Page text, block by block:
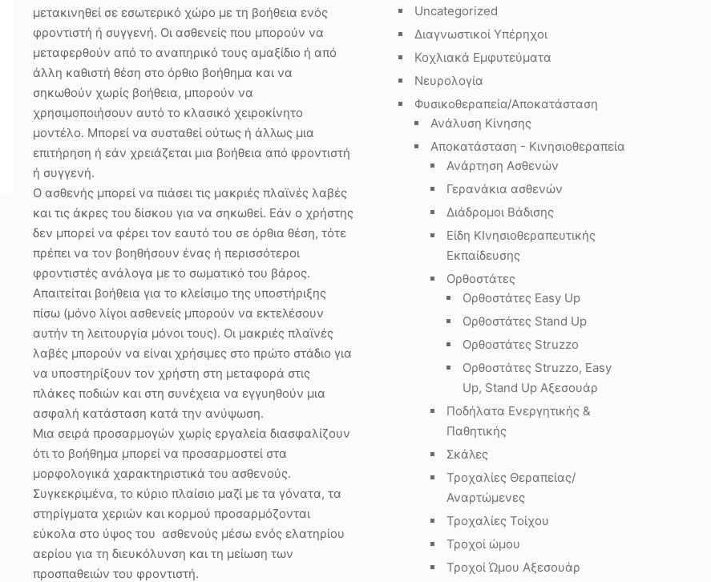
μετακινηθεί σε εσωτερικό χώρο με τη βοήθεια ενός
φροντιστή ή συγγενή. Οι ασθενείς που μπορούν να
μεταφερθούν από το αναπηρικό τους αμαξίδιο ή από
άλλη καθιστή θέση στο όρθιο βοήθημα και να
σηκωθούν χωρίς βοήθεια, μπορούν να
χρησιμοποιήσουν αυτό το κλασικό χειροκίνητο
μοντέλο. Μπορεί να συσταθεί ούτως ή άλλως μια
επιτήρηση ή εάν χρειάζεται μια βοήθεια από φροντιστή
ή συγγενή.
Ο ασθενής μπορεί να πιάσει τις μακριές πλαϊνές λαβές
και τις άκρες του δίσκου για να σηκωθεί. Εάν ο χρήστης
δεν μπορεί να φέρει τον εαυτό του σε όρθια θέση, τότε
πρέπει να τον βοηθήσουν ένας ή περισσότεροι
φροντιστές ανάλογα με το σωματικό του βάρος.
Απαιτείται βοήθεια για το κλείσιμο της υποστήριξης
πίσω (μόνο λίγοι ασθενείς μπορούν να εκτελέσουν
αυτήν τη λειτουργία μόνοι τους). Οι μακριές πλαϊνές
λαβές μπορούν να είναι χρήσιμες στο πρώτο στάδιο για
να υποστηρίξουν τον χρήστη στη μεταφορά στις
πλάκες ποδιών και στη συνέχεια να εγγυηθούν μια
ασφαλή κατάσταση κατά την ανύψωση.
Μια σειρά προσαρμογών χωρίς εργαλεία διασφαλίζουν
ότι το βοήθημα μπορεί να προσαρμοστεί στα
μορφολογικά χαρακτηριστικά του ασθενούς.
Συγκεκριμένα, το κύριο πλαίσιο μαζί με τα γόνατα, τα
στηρίγματα χεριών και κορμού προσαρμόζονται
εύκολα στο ύψος του ασθενούς μέσω ενός ελατηρίου
αερίου για τη διευκόλυνση και τη μείωση των
προσπαθειών του φροντιστή.
Uncategorized
Διαγνωστικοί Υπέρηχοι
Κοχλιακά Εμφυτεύματα
Νευρολογία
Φυσικοθεραπεία/Αποκατάσταση
Ανάλυση Κίνησης
Αποκατάσταση - Κινησιοθεραπεία
Ανάρτηση Ασθενών
Γερανάκια ασθενών
Διάδρομοι Βάδισης
Είδη ΚΙνησιοθεραπευτικής
Εκπαίδευσης
Ορθοστάτες
Ορθοστάτες Easy Up
Ορθοστάτες Stand Up
Ορθοστάτες Struzzo
Ορθοστάτες Struzzo, Easy
Up, Stand Up Αξεσουάρ
Ποδήλατα Ενεργητικής &
Παθητικής
Σκάλες
Τροχαλίες Θεραπείας/
Αναρτώμενες
Τροχαλίες Τοίχου
Τροχοί ώμου
Τροχοί Ώμου Αξεσουάρ